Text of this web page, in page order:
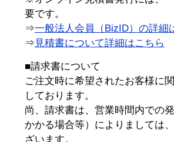
要です。
⇒一般法人会員（BizID）の詳細
⇒ 見積書について詳細はこちら
■請求書について
ご注文時に希望されたお客様に
しております。
尚、請求書は、営業時間内での
かかる場合等）によりましては
ざいます。